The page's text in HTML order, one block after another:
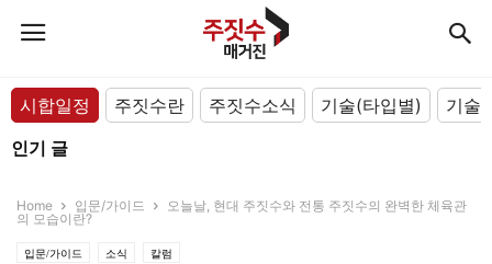
시합일정 주짓수란 주짓수소식 기술(타입별)
기술
인기 글
Home 입문/가이드
오늘날, 현대 주짓수와 전통 주짓수의 완벽한 체육관
의 모습이란?
입문/가이드 소식 칼럼